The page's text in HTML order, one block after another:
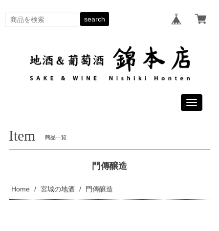
search
Toggle
Item 商品一覧
門傳醸造
Home 宮城の地酒 門傳醸造